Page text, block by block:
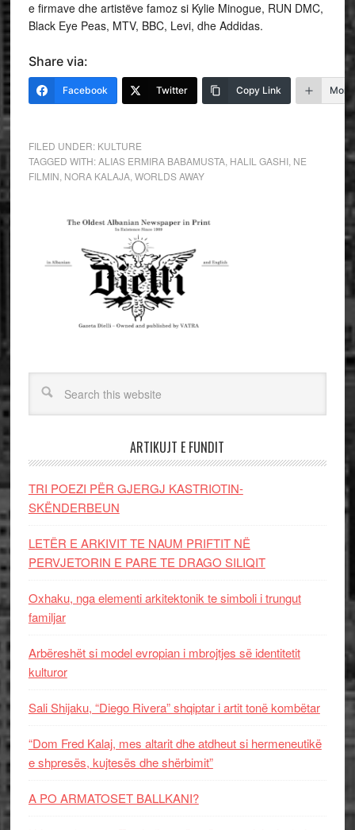
e firmave dhe artistëve famoz si Kylie Minogue, RUN DMC,
Black Eye Peas, MTV, BBC, Levi, dhe Addidas.
Share via:
Facebook Twitter Copy Link More
FILED UNDER: KULTURE
TAGGED WITH:ALIAS ERMIRA BABAMUSTA, HALIL GASHI, NE
FILMIN NORA KALAJA, WORLDS AWAY
ARTIKUJT E FUNDIT
TRI POEZI PËR GJERGJ KASTRIOTIN-
SKËNDERBEUN
LETËR E ARKIVIT TE NAUM PRIFTIT NË
PERVJETORIN E PARE TE DRAGO SILIQIT
Oxhaku, nga elementi arkitektonik te simboli i trungut
familjar
Arbëreshët si model evropian i mbrojtjes së identitetit
kulturor
Sali Shijaku, “Diego Rivera” shqiptar i artit tonë kombëtar
“Dom Fred Kalaj, mes altarit dhe atdheut si hermeneutikë
e shpresës, kujtesës dhe shërbimit”
A PO ARMATOSET BALLKANI?